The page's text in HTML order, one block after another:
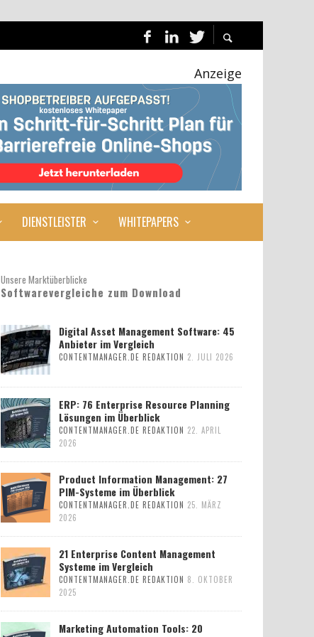
Anzeige
DIENSTLEISTER WHITEPAPERS
Unsere Marktüberblicke
Softwarevergleiche zum Download
Digital Asset Management Software: 45
Anbieter im Vergleich
CONTENTMANAGER.DE REDAKTION 2. JULI 2026
ERP: 76 Enterprise Resource Planning
Lösungen im Überblick
CONTENTMANAGER.DE REDAKTION 22. APRIL
2026
Product Information Management: 27
PIM-Systeme im Überblick
CONTENTMANAGER.DE REDAKTION 25. MÄRZ
2026
21 Enterprise Content Management
Systeme im Vergleich
CONTENTMANAGER.DE REDAKTION 8. OKTOBER
2025
Marketing Automation Tools: 20